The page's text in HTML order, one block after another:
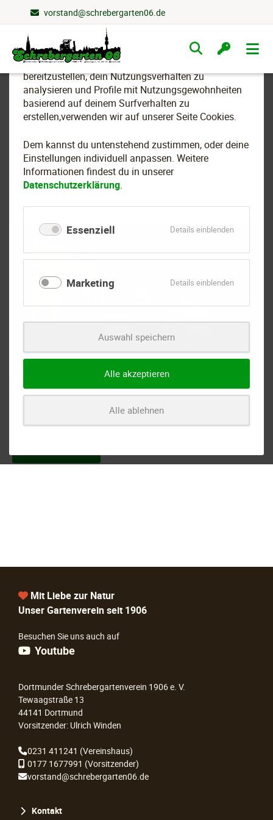
Wir nutzen Cookies
Um essenzielle Funktionen dieser Webseite
bereitzustellen, dein Nutzungsverhalten zu
analysieren und Profile mit Nutzungsgewohnheiten
basierend auf deinem Surfverhalten zu
erstellen,verwenden wir auf unserer Seite Cookies.
Dem kannst du untenstehend zustimmen, oder deine
Einstellungen individuell anpassen. Weitere
Informationen findest du in unserer
Datenschutzerklärung.
Essenziell Details einblendenfür
Marketing Details einblendenfür
Auswahl speichern
Alle akzeptieren
Alle ablehnen
vorstand@schrebergarten06.de
Navigation
überspringen
Glühweinfete im
Schrebergarten '06
2020
Mit Liebe zur Natur
Unser Gartenverein seit 1906
Besuchen Sie uns auch auf
Youtube
Dortmunder Schrebergartenverein 1906 e. V.
Tewaagstraße 13
44141 Dortmund
Vorsitzender: Ulrich Winden
0231 411241 (Vereinshaus)
0177 1677991 (Vorsitzender)
vorstand@schrebergarten06.de
überspringen
Kontakt